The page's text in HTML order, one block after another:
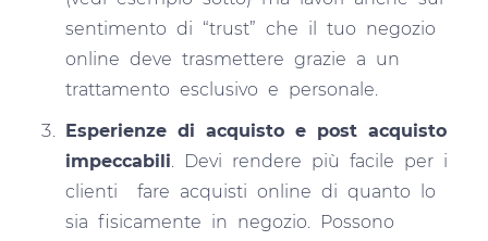
sentimento di “trust” che il tuo negozio
online deve trasmettere grazie a un
trattamento esclusivo e personale.
Esperienze di acquisto e post acquisto
impeccabili. Devi rendere più facile per i
clienti fare acquisti online di quanto lo
sia fisicamente in negozio. Possono